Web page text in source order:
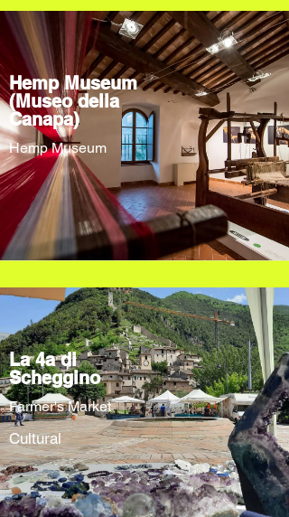
Hemp Museum
(Museo della
Canapa)
Hemp Museum
La 4a di
Scheggino
Farmer's Market
Cultural